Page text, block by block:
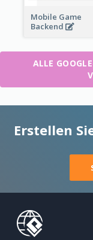
Mobile Game
Backend
ALLE
Erstellen